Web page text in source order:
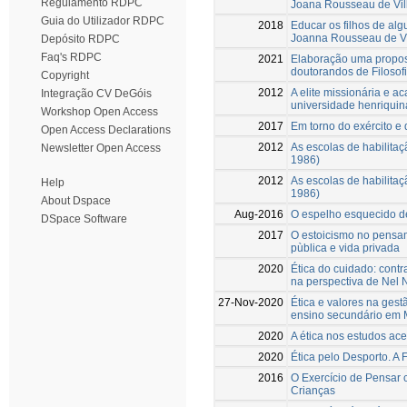
Regulamento RDPC
Guia do Utilizador RDPC
Depósito RDPC
Faq's RDPC
Copyright
Integração CV DeGóis
Workshop Open Access
Open Access Declarations
Newsletter Open Access
Help
About Dspace
DSpace Software
Joana Rousseau de
2018
Educar os filhos de
Joanna Rousseau de
2021
Elaboração uma
doutorandos de
2012
A elite missionária e
universidade
2017
Em torno do exército e
2012
As escolas de
1986)
2012
As escolas de
1986)
Aug-2016
O espelho esquecido
2017
O estoicismo no
pùblica e vida privada
2020
Ética do cuidado:
na perspectiva de Nel
27-Nov-2020
Ética e valores na
ensino secundário em
2020 A ética nos estudos
2020
Ética pelo Desporto. A
2016
O Exercício de Pensar
Crianças